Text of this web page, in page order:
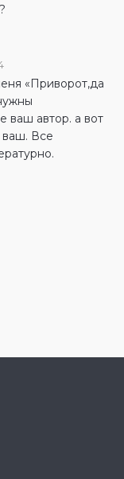
«Приворот,да
ваш автор. а вот
Все